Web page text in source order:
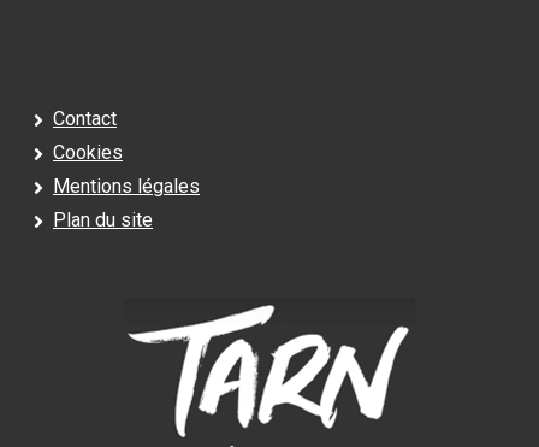
Contact
Cookies
Mentions légales
Plan du site